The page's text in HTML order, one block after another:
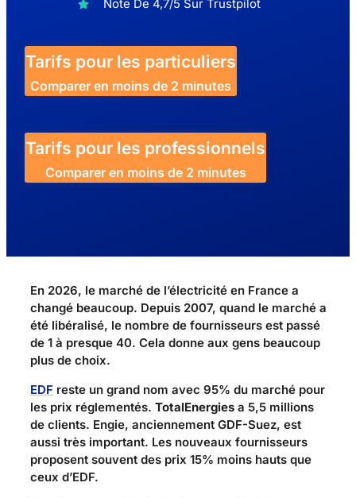
Note De 4,7/5 Sur Trustpilot
Tarifs pour les particuliers
Comparer en moins de 2 minutes
Tarifs pour les professionnels
Comparer en moins de 2 minutes
En 2026, le marché de l’électricité en France a
changé beaucoup. Depuis 2007, quand le marché a
été libéralisé, le nombre de fournisseurs est passé
de 1 à presque 40. Cela donne aux gens beaucoup
plus de choix.
EDF reste un grand nom avec 95% du marché pour
les prix réglementés. TotalEnergies a 5,5 millions
de clients. Engie, anciennement GDF-Suez, est
aussi très important. Les nouveaux fournisseurs
proposent souvent des prix 15% moins hauts que
ceux d’EDF.